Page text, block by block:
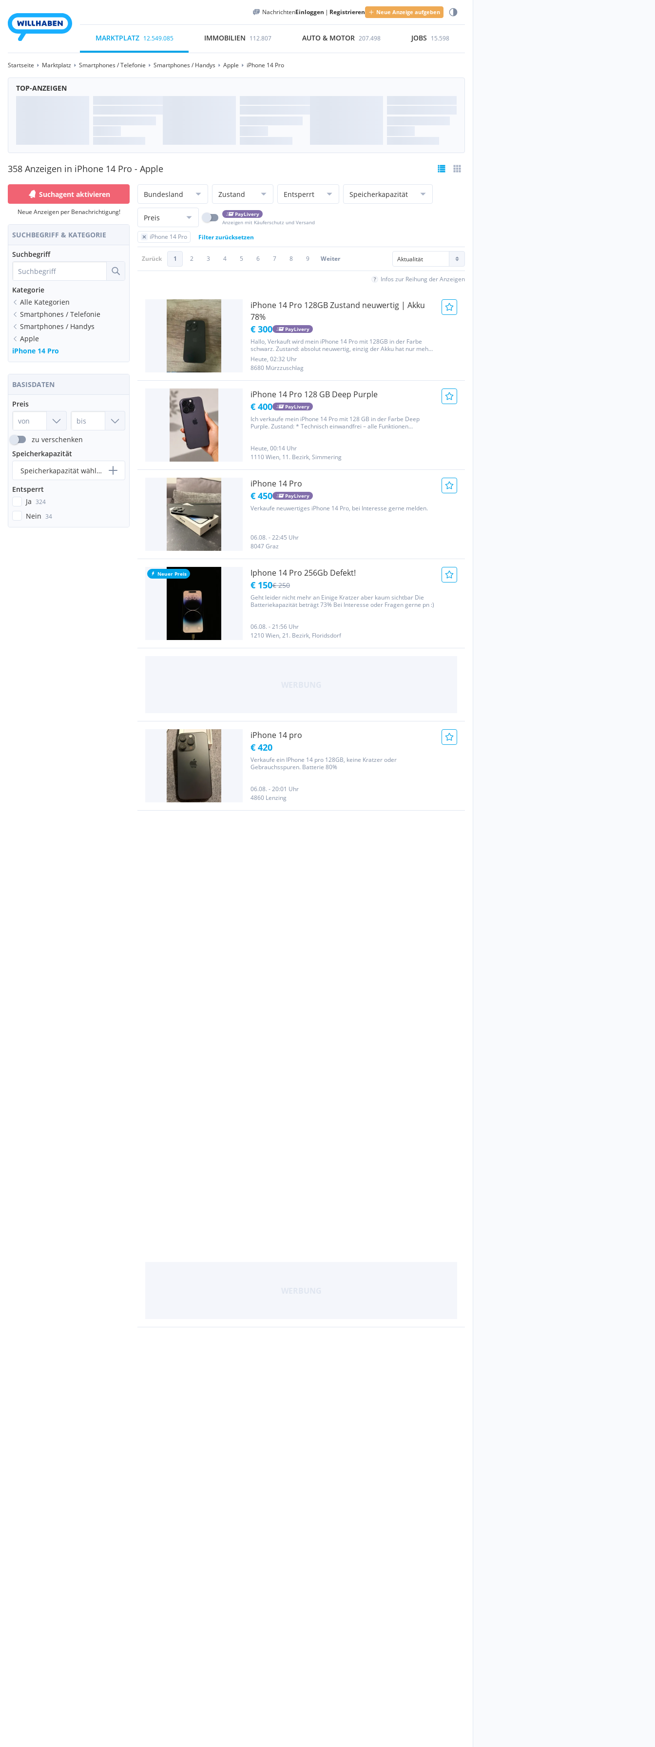
NachrichtenEinloggen | Registrieren Neue Anzeige aufgeben
MARKTPLATZ 12.549.085 IMMOBILIEN 112.807 AUTO & MOTOR 207.498 JOBS 15.598
Startseite Marktplatz Smartphones / Telefonie Smartphones / Handys Apple iPhone 14 Pro
TOP-ANZEIGEN
358 Anzeigen in iPhone 14 Pro - Apple
Suchagent aktivieren
Neue Anzeigen per Benachrichtigung!
SUCHBEGRIFF & KATEGORIE
Suchbegriff
Kategorie
Alle Kategorien
Smartphones / Telefonie
Smartphones / Handys
Apple
iPhone 14 Pro
BASISDATEN
Preis
zu verschenken
Speicherkapazität
Speicherkapazität wählen...
Entsperrt
Ja 324
Nein 34
Bundesland Zustand Entsperrt Speicherkapazität
Preis
PayLivery
Anzeigen mit Käuferschutz und Versand
iPhone 14 Pro Filter zurücksetzen
Zurück 1 2 3 4 5 6 7 8 9 Weiter
Infos zur Reihung der Anzeigen
iPhone 14 Pro 128GB Zustand neuwertig | Akku
78%
€ 300 PayLivery
Hallo, Verkauft wird mein iPhone 14 Pro mit 128GB in der Farbe
schwarz. Zustand: absolut neuwertig, einzig der Akku hat nur mehr
78% Health - hält aber trotzdem noch mind. einen Tag. Das iPhone
hat keine Kratzer, weder vorne noch hinten. Von Tag 1 ist...
Heute, 02:32 Uhr
8680 Mürzzuschlag
iPhone 14 Pro 128 GB Deep Purple
€ 400 PayLivery
Ich verkaufe mein iPhone 14 Pro mit 128 GB in der Farbe Deep
Purple. Zustand: * Technisch einwandfrei – alle Funktionen
Heute, 00:14 Uhr
1110 Wien, 11. Bezirk, Simmering
iPhone 14 Pro
€ 450 PayLivery
Verkaufe neuwertiges iPhone 14 Pro, bei Interesse gerne melden.
06.08. - 22:45 Uhr
8047 Graz
Neuer Preis Iphone 14 Pro 256Gb Defekt!
€ 150€ 250
Geht leider nicht mehr an Einige Kratzer aber kaum sichtbar Die
Batteriekapazität beträgt 73% Bei Interesse oder Fragen gerne pn :)
06.08. - 21:56 Uhr
1210 Wien, 21. Bezirk, Floridsdorf
iPhone 14 pro
€ 420
Verkaufe ein IPhone 14 pro 128GB, keine Kratzer oder
Gebrauchsspuren. Batterie 80%
06.08. - 20:01 Uhr
4860 Lenzing